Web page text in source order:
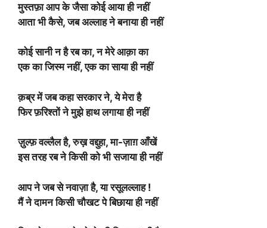
मुस्तफ़ा आप के जैसा कोई आया ही नहीं
आता भी कैसे, जब अल्लाह ने बनाया ही नहीं
कोई सानी न है रब का, न मेरे आक़ा का
एक का जिस्म नहीं, एक का साया ही नहीं
क़ब्र में जब कहा सरकार ने, ये मेरा है
फिर फ़रिश्तों ने मुझे हाथ लगाया ही नहीं
ज़ुल्फ़ वल्लैल है, रुख़ वद्दुहा, मा-ज़ाग़ आँखें
इस तरह रब ने किसी को भी सजाया ही नहीं
आप ने जब से नवाज़ा है, या रसूलल्लाह !
मैं ने दामन किसी चौखट पे बिछाया ही नहीं